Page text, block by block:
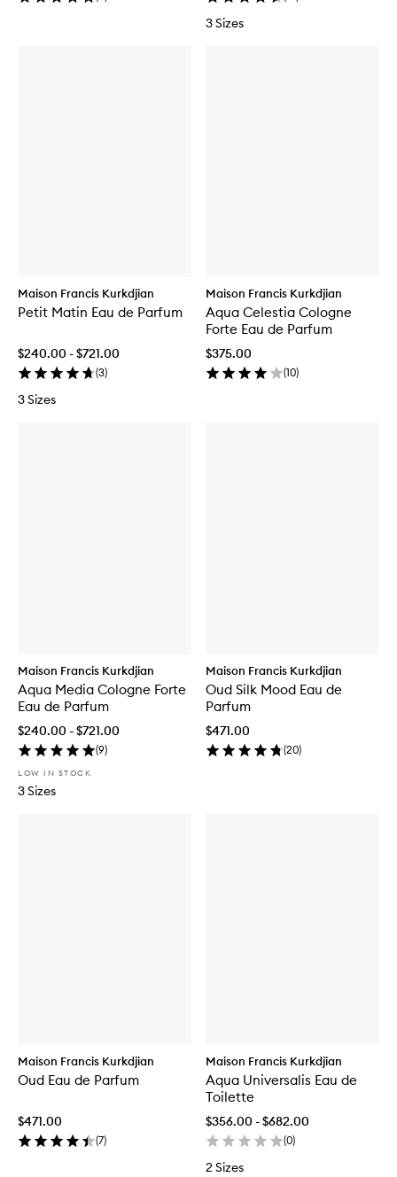
3 Sizes
Maison Francis Kurkdjian
Petit Matin Eau de Parfum
$240.00 - $721.00
(3)
3 Sizes
Maison Francis Kurkdjian
Aqua Celestia Cologne
Forte Eau de Parfum
$375.00
(10)
Maison Francis Kurkdjian
Aqua Media Cologne Forte
Eau de Parfum
$240.00 - $721.00
(9)
LOW IN STOCK
3 Sizes
Maison Francis Kurkdjian
Oud Silk Mood Eau de
Parfum
$471.00
(20)
Maison Francis Kurkdjian
Oud Eau de Parfum
$471.00
(7)
Maison Francis Kurkdjian
Aqua Universalis Eau de
Toilette
$356.00 - $682.00
(0)
2 Sizes